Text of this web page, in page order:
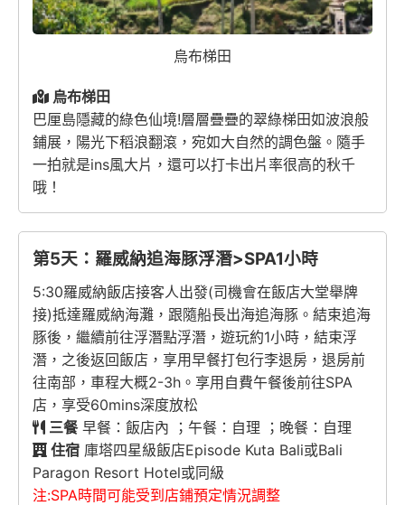
烏布梯田
烏布梯田
巴厘島隱藏的綠色仙境!層層疊疊的翠綠梯田如波浪般
鋪展，陽光下稻浪翻滾，宛如大自然的調色盤。隨手
一拍就是ins風大片，還可以打卡出片率很高的秋千
哦！
第5天：羅威納追海豚浮潛>SPA1小時
5:30羅威納飯店接客人出發(司機會在飯店大堂舉牌
接)抵達羅威納海灘，跟隨船長出海追海豚。結束追海
豚後，繼續前往浮潛點浮潛，遊玩約1小時，結束浮
潛，之後返回飯店，享用早餐打包行李退房，退房前
往南部，車程大概2-3h。享用自費午餐後前往SPA
店，享受60mins深度放松
三餐早餐：飯店內 ；午餐：自理 ；晚餐：自理
住宿 庫塔四星級飯店Episode Kuta Bali或Bali
Paragon Resort Hotel或同級
注:SPA時間可能受到店鋪預定情況調整